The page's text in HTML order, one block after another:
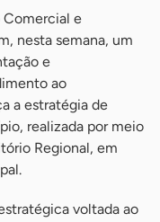
Comercial e
nesta semana, um
e
ao
a estratégia de
realizada por meio
Regional, em
voltada ao